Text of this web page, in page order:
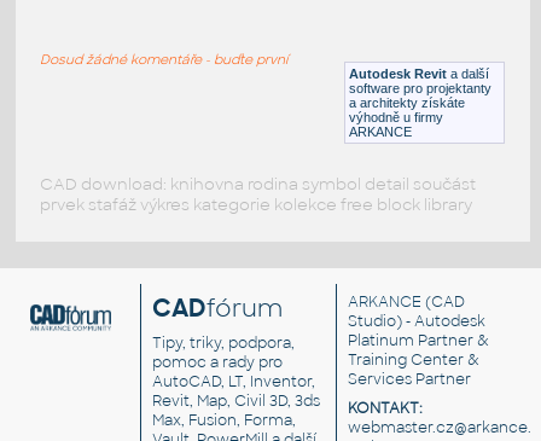
Stolní lampa 1a
Autodesk Revit a další
software pro projektanty
a architekty získáte
výhodně u firmy
ARKANCE
Dosud žádné komentáře - buďte první
CAD download: knihovna rodina symbol detail součást
prvek stafáž výkres kategorie kolekce free block library
CADfórum
Tipy, triky, podpora,
pomoc a rady pro
AutoCAD, LT, Inventor,
Revit, Map, Civil 3D, 3ds
Max, Fusion, Forma,
ARKANCE (CAD
Studio) - Autodesk
Platinum Partner &
Training Center &
Services Partner
KONTAKT: